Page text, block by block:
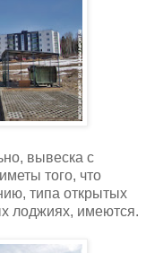
вывеска с
того, что
типа открытых
лоджиях, имеются.